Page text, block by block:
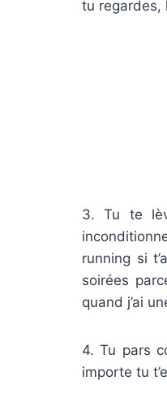
tu regardes,
3. Tu te
running si
soirées
quand j’ai
4. Tu pars
importe tu